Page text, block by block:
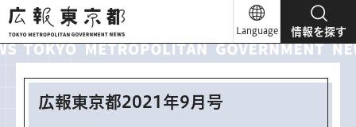
広報東京都
Language 情報を探す
広報東京都2021年9月号